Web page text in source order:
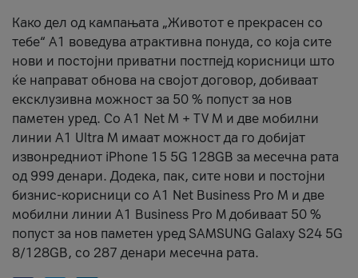
Како дел од кампањата „Животот е прекрасен со
тебе“ А1 воведува атрактивна понуда, со која сите
нови и постојни приватни постпејд корисници што
ќе направат обнова на својот договор, добиваат
ексклузивна можност за 50 % попуст за нов
паметен уред. Со А1 Net M + TV M и две мобилни
линии A1 Ultra M имаат можност да го добијат
извонредниот iPhone 15 5G 128GB за месечна рата
од 999 денари. Додека, пак, сите нови и постојни
бизнис-корисници со А1 Net Business Pro M и две
мобилни линии А1 Business Pro М добиваат 50 %
попуст за нов паметен уред SAMSUNG Galaxy S24 5G
8/128GB, со 287 денари месечна рата.